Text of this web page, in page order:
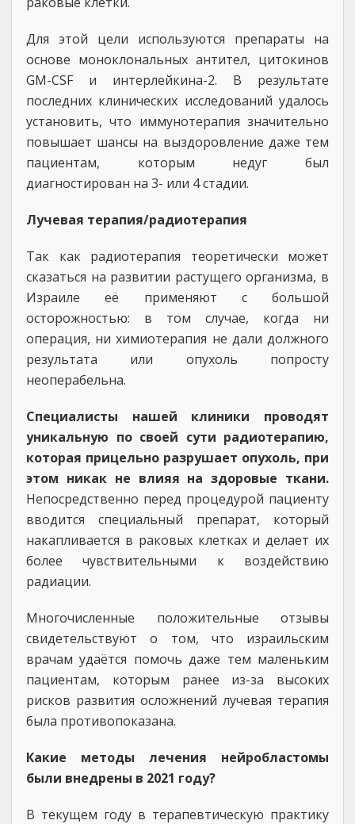
Для этой цели используются препараты на
основе моноклональных антител, цитокинов
GM-CSF и интерлейкина-2. В результате
последних клинических исследований удалось
установить, что иммунотерапия значительно
повышает шансы на выздоровление даже тем
пациентам, которым недуг был
диагностирован на 3- или 4 стадии.
Лучевая терапия/радиотерапия
Так как радиотерапия теоретически может
сказаться на развитии растущего организма, в
Израиле её применяют с большой
осторожностью: в том случае, когда ни
операция, ни химиотерапия не дали должного
результата или опухоль попросту
неоперабельна.
Специалисты нашей клиники проводят
уникальную по своей сути радиотерапию,
которая прицельно разрушает опухоль, при
этом никак не влияя на здоровые ткани.
Непосредственно перед процедурой пациенту
вводится специальный препарат, который
накапливается в раковых клетках и делает их
более чувствительными к воздействию
радиации.
Многочисленные положительные отзывы
свидетельствуют о том, что израильским
врачам удаётся помочь даже тем маленьким
пациентам, которым ранее из-за высоких
рисков развития осложнений лучевая терапия
была противопоказана.
Какие методы лечения нейробластомы
были внедрены в 2021 году?
В текущем году в терапевтическую практику